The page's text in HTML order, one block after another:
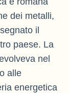
dei metalli,
il
paese. La
nel
alle
energetica